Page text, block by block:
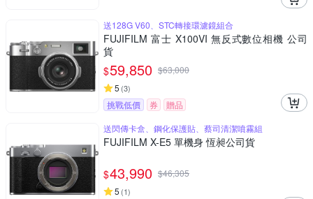
送128G V60、STC轉接環濾鏡組合
FUJIFILM 富士 X100VI 無反式數位相機 公司
貨
$59,850 $63,000
5 (3)
挑戰低價 券
贈品
送閃傳卡盒、鋼化保護貼、蔡司清潔噴霧組
FUJIFILM X-E5 單機身 恆昶公司貨
$43,990 $46,305
5 (1)